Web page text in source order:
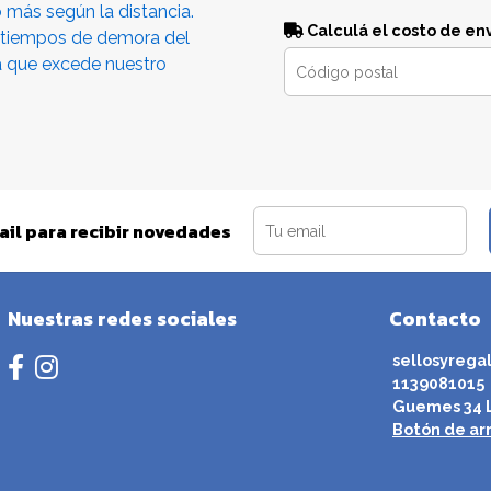
según la distancia.
de demora del
excede nuestro
Calculá el costo de
para recibir novedades
Nuestras redes sociales Contacto
1139081015
Guemes 34
Botón de